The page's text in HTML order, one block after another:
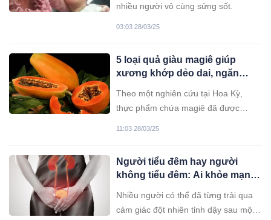
nhiều người vô cùng sửng sốt.
03:03 28/03/25
5 loại quả giàu magiê giúp
xương khớp dẻo dai, ngăn
Theo một nghiên cứu tại Hoa Kỳ,
thực phẩm chứa magiê đã được
chức năng thần kinh và cơ bình
thường, đồng thời giữ cho nhịp tim
được đồng bộ.
11:03 28/03/25
Người tiểu đêm hay người
không tiểu đêm: Ai khỏe mạnh
Nhiều người có thể đã từng trải qua
cảm giác đột nhiên tỉnh dậy sau một